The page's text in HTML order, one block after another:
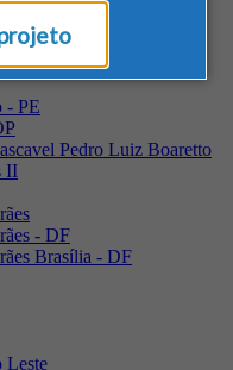
Brasil, em Brasília
- PE
Pedro Luiz Boaretto
II
- DF
Brasília - DF
Leste